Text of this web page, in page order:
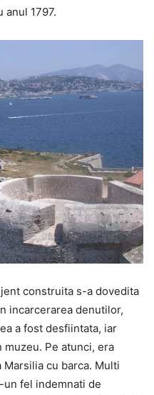
anul 1797.
construita s-a dovedita
incarcerarea denutilor,
a fost desfiintata, iar
Pe atunci, era
cu barca. Multi
fel indemnati de